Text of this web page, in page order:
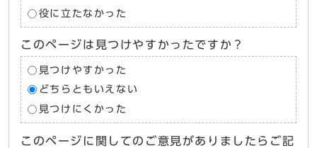
役に立たなかった
このページは見つけやすかったですか？
見つけやすかった
どちらともいえない
見つけにくかった
このページに関してのご意見がありましたらご記